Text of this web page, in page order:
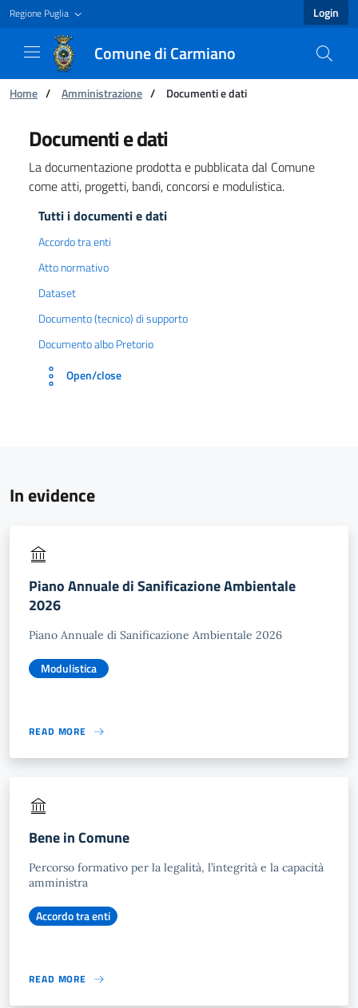
Regione Puglia Login
Comune di Carmiano
You are:
Home / Amministrazione / Documenti e dati
Documenti e dati - Comune di Carmiano
Documenti e dati
La documentazione prodotta e pubblicata dal Comune
come atti, progetti, bandi, concorsi e modulistica.
Tutti i documenti e dati
Accordo tra enti
Atto normativo
Dataset
Documento (tecnico) di supporto
Documento albo Pretorio
Open/close
In evidence
Piano Annuale di Sanificazione Ambientale
2026
Piano Annuale di Sanificazione Ambientale 2026
Modulistica
READ MORE
Bene in Comune
Percorso formativo per la legalità, l’integrità e la capacità
amministra
Accordo tra enti
READ MORE